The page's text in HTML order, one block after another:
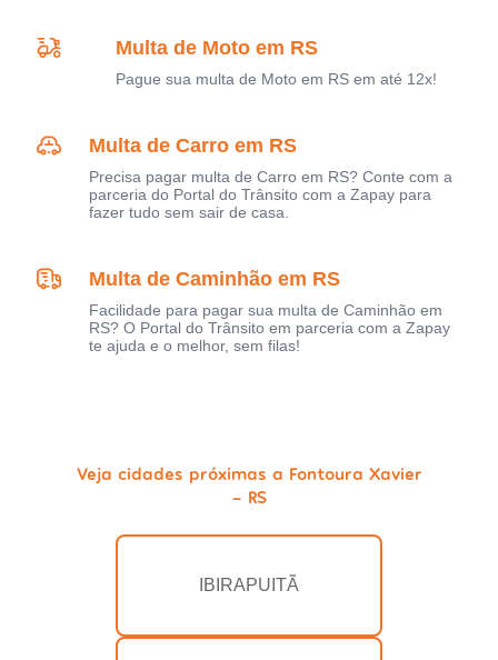
Multa de Moto em RS
Pague sua multa de Moto em RS em até 12x!
Multa de Carro em RS
Precisa pagar multa de Carro em RS? Conte com a
parceria do Portal do Trânsito com a Zapay para
fazer tudo sem sair de casa.
Multa de Caminhão em RS
Facilidade para pagar sua multa de Caminhão em
RS? O Portal do Trânsito em parceria com a Zapay
te ajuda e o melhor, sem filas!
Veja cidades próximas a Fontoura Xavier
- RS
IBIRAPUITÃ